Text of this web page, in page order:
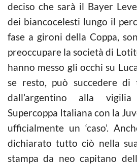
deciso che sarà il Bayer
dei biancocelesti lungo il
fase a gironi della Coppa,
preoccupare la società di
hanno messo gli occhi su
se resto, può succedere di
dall’argentino alla
Supercoppa Italiana con la
ufficialmente un ‘caso’.
dichiarato tutto ciò nella
stampa da neo capitano